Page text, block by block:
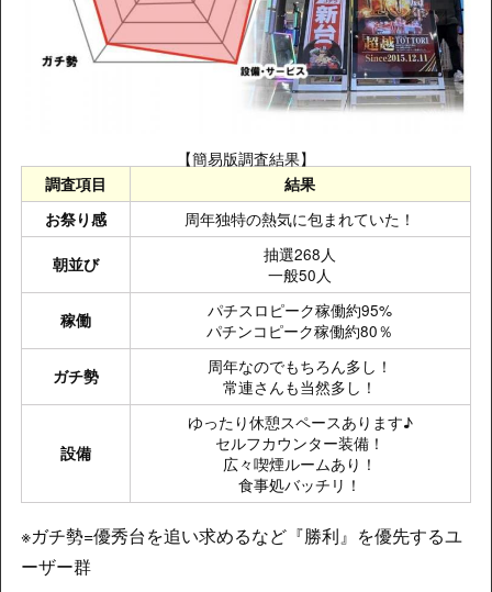
【簡易版調査結果】
調査項目
結果
お祭り感
周年独特の熱気に包まれていた！
朝並び
抽選268人
一般50人
稼働
​パチスロピーク稼働約95%
パチンコピーク稼働約80％
ガチ勢
周年なのでもちろん多し！
常連さんも当然多し！
設備
ゆったり休憩スペースあります♪
セルフカウンター装備！
広々喫煙ルームあり！
食事処バッチリ！
※ガチ勢=優秀台を追い求めるなど『勝利』を優先するユ
ーザー群